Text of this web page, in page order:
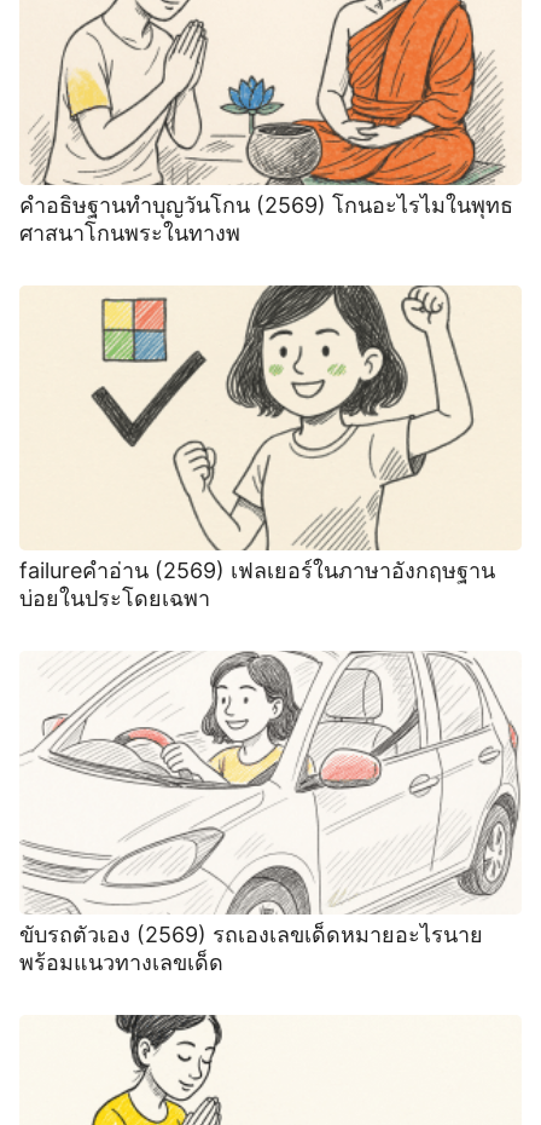
คำอธิษฐานทำบุญวันโกน (2569) โกนอะไรไมในพุทธ
ศาสนาโกนพระในทางพ
failureคำอ่าน (2569) เฟลเยอร์ในภาษาอังกฤษฐาน
บ่อยในประโดยเฉพา
ขับรถตัวเอง (2569) รถเองเลขเด็ดหมายอะไรนาย
พร้อมแนวทางเลขเด็ด